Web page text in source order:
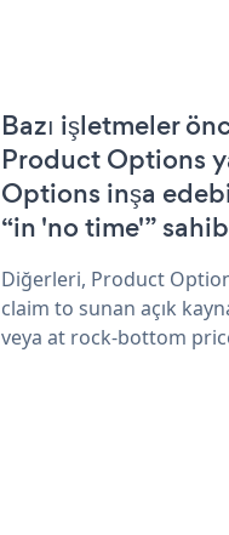
Bazı işletmeler
Product Options
Options inşa
“in 'no time'”
Diğerleri, Product
claim to sunan açık
veya at rock-bottom